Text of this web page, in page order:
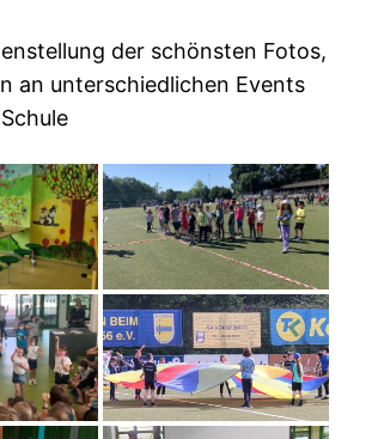
der schönsten Fotos,
an unterschiedlichen Events